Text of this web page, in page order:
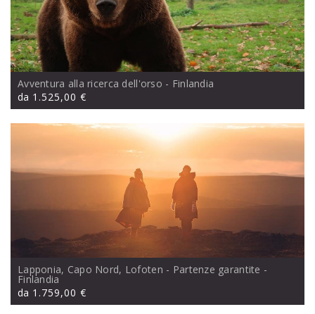
Avventura alla ricerca dell'orso - Finlandia
da 1.525,00 €
Lapponia, Capo Nord, Lofoten - Partenze garantite -
Finlandia
da 1.759,00 €